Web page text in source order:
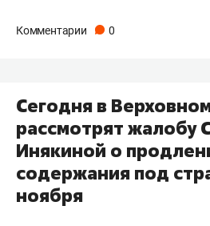
Комментарии 0
Сегодня в
рассмотрят жалобу
Инякиной о
содержания под
ноября